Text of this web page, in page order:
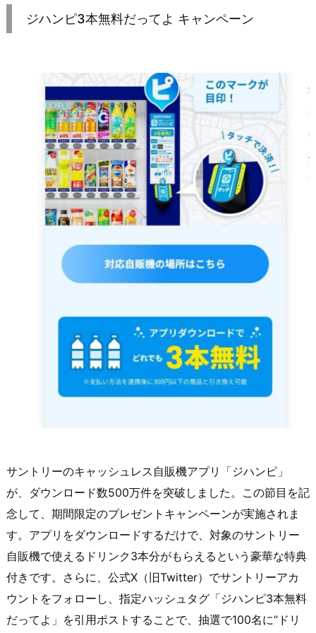
ジハンピ3本無料だってよ キャンペーン
サントリーのキャッシュレス自販機アプリ「ジハンピ」
が、ダウンロード数500万件を突破しました。この節目を記
念して、期間限定のプレゼントキャンペーンが実施されま
す。アプリをダウンロードするだけで、対象のサントリー
自販機で使えるドリンク3本分がもらえるという豪華な特典
付きです。さらに、公式X（旧Twitter）でサントリーアカ
ウントをフォローし、指定ハッシュタグ「ジハンピ3本無料
だってよ」を引用ポストすることで、抽選で100名に“ドリ